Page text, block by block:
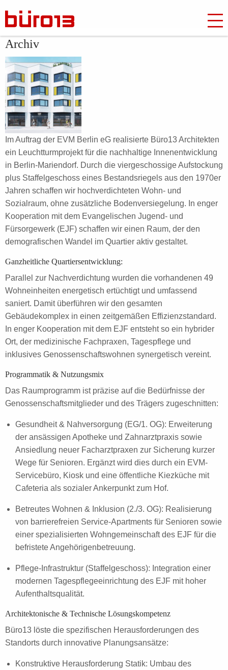
Archiv
Im Auftrag der EVM Berlin eG realisierte Büro13 Architekten
ein Leuchtturmprojekt für die nachhaltige Innenentwicklung
in Berlin-Mariendorf. Durch die viergeschossige Aufstockung
plus Staffelgeschoss eines Bestandsriegels aus den 1970er
Jahren schaffen wir hochverdichteten Wohn- und
Sozialraum, ohne zusätzliche Bodenversiegelung. In enger
Kooperation mit dem Evangelischen Jugend- und
Fürsorgewerk (EJF) schaffen wir einen Raum, der den
demografischen Wandel im Quartier aktiv gestaltet.
Ganzheitliche Quartiersentwicklung:
Parallel zur Nachverdichtung wurden die vorhandenen 49
Wohneinheiten energetisch ertüchtigt und umfassend
saniert. Damit überführen wir den gesamten
Gebäudekomplex in einen zeitgemäßen Effizienzstandard.
In enger Kooperation mit dem EJF entsteht so ein hybrider
Ort, der medizinische Fachpraxen, Tagespflege und
inklusives Genossenschaftswohnen synergetisch vereint.
Programmatik & Nutzungsmix
Das Raumprogramm ist präzise auf die Bedürfnisse der
Genossenschaftsmitglieder und des Trägers zugeschnitten:
Gesundheit & Nahversorgung (EG/1. OG): Erweiterung
der ansässigen Apotheke und Zahnarztpraxis sowie
Ansiedlung neuer Facharztpraxen zur Sicherung kurzer
Wege für Senioren. Ergänzt wird dies durch ein EVM-
Servicebüro, Kiosk und eine öffentliche Kiezküche mit
Cafeteria als sozialer Ankerpunkt zum Hof.
Betreutes Wohnen & Inklusion (2./3. OG): Realisierung
von barrierefreien Service-Apartments für Senioren sowie
einer spezialisierten Wohngemeinschaft des EJF für die
befristete Angehörigenbetreuung.
Pflege-Infrastruktur (Staffelgeschoss): Integration einer
modernen Tagespflegeeinrichtung des EJF mit hoher
Aufenthaltsqualität.
Architektonische & Technische Lösungskompetenz
Büro13 löste die spezifischen Herausforderungen des
Standorts durch innovative Planungsansätze:
Konstruktive Herausforderung Statik: Umbau des